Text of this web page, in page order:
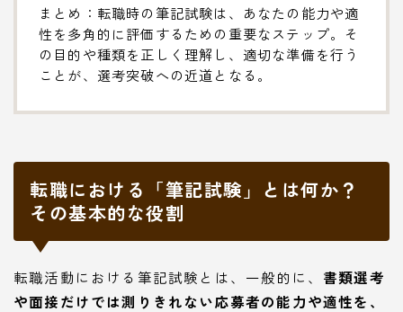
まとめ：転職時の筆記試験は、あなたの能力や適
性を多角的に評価するための重要なステップ。そ
の目的や種類を正しく理解し、適切な準備を行う
ことが、選考突破への近道となる。
転職における「筆記試験」とは何か？
その基本的な役割
転職活動における筆記試験とは、一般的に、 書類選考
や面接だけでは測りきれない応募者の能力や適性を、